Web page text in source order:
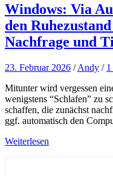
Windows: Via
den
Nachfrage und
23. Februar 2026 /Andy /
Mitunter wird vergessen
wenigstens “Schlafen” zu
schaffen, die zunächst
ggf. automatisch den
Weiterlesen